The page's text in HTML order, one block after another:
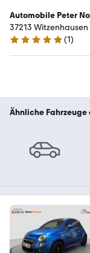
Automobile Peter
37213 Witzenhausen
5 Sterne
(1)
Ähnliche Fahrzeuge